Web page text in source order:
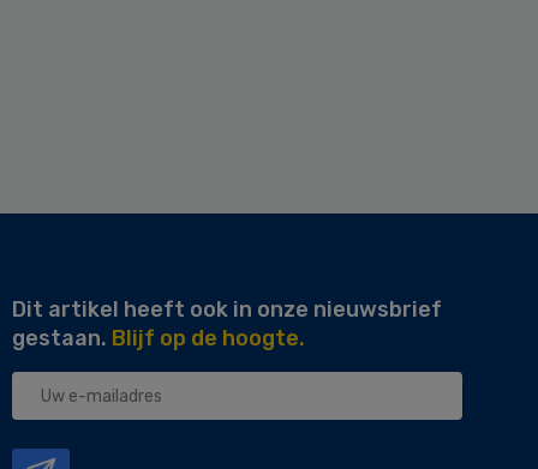
Dit artikel heeft ook in onze nieuwsbrief
gestaan. Blijf op de hoogte.
Uw